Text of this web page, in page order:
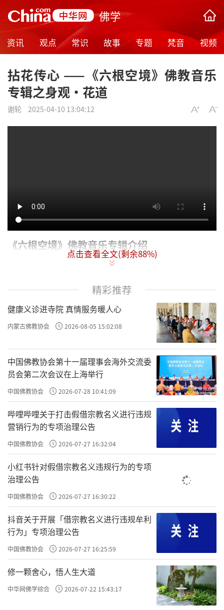
佛学
资讯 观点 常识 故事 专题 梵音 视频
拈花传心 ——《六根空境》佛教音乐
专辑之身观•花道
谢轮 2025-04-10 13:04:12
《六根空境》佛教音乐专辑介绍
佛教告诉我们，人是靠眼耳鼻舌身意来感受世
界的，没有这六根人类不能认识世界。《六根
空境》佛教音乐专辑通过“眼·书道、耳·琴
道、鼻·香道、舌·茶道、身·花道、意·禅
道”来启发引导听众了知自心自身与外境的关
系，同时又令听众回归自己的内心。现前六
根，为一为六？其实我们这个根性也不是一，
也不是六，这是双非法门。「非一非六」，就
是即一即六，都是我们一个念随缘显现。苦海
无边，我们只有在六根上回头，才是岸。
拈花传心
——《六根空境》佛教音乐专辑之身观•花道
策划/作词/谢轮
作曲/刘艳青
演唱/门盛法师
视频/陈卫昌
四季花中寻道
二枝三枝无闹
点击查看全文(剩余88%)
精彩推荐
健康义诊进寺院 真情服务暖人心
内蒙古佛教协会 2026-08-05 15:02:08
中国佛教协会第十一届理事会海外交流委
员会第二次会议在上海举行
中国佛教协会 2026-07-28 10:41:09
哔哩哔哩关于打击假借宗教名义进行违规
营销行为的专项治理公告
中国佛教协会 2026-07-27 16:32:04
小红书针对假借宗教名义违规行为的专项
治理公告
中国佛教协会 2026-07-27 16:30:22
抖音关于开展「借宗教名义进行违规牟利
行为」专项治理公告
中国佛教协会 2026-07-27 16:25:59
修一颗舍心，悟人生大道
中华网佛学综合 2026-07-22 15:43:17